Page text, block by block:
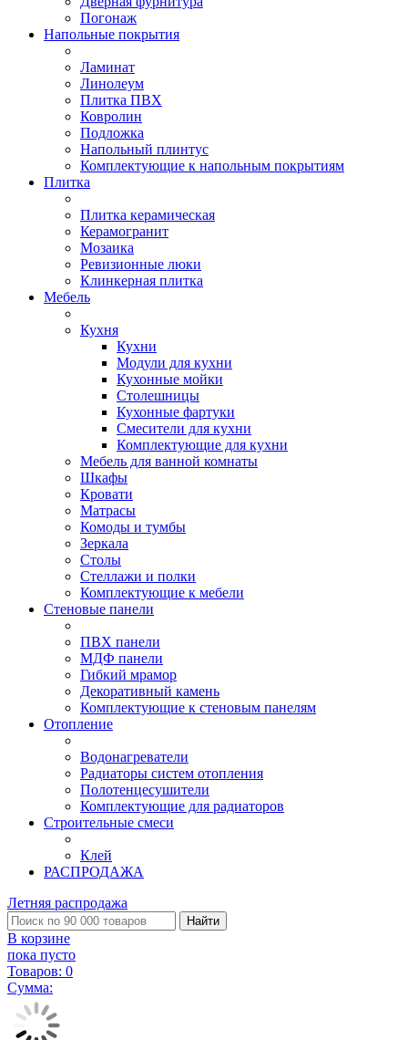
Погонаж
Напольные покрытия
Ламинат
Линолеум
Плитка ПВХ
Ковролин
Подложка
Напольный плинтус
Комплектующие к напольным покрытиям
Плитка
Плитка керамическая
Керамогранит
Мозаика
Ревизионные люки
Клинкерная плитка
Мебель
Кухня
Кухни
Модули для кухни
Кухонные мойки
Столешницы
Кухонные фартуки
Смесители для кухни
Комплектующие для кухни
Мебель для ванной комнаты
Шкафы
Кровати
Матрасы
Комоды и тумбы
Зеркала
Столы
Стеллажи и полки
Комплектующие к мебели
Стеновые панели
ПВХ панели
МДФ панели
Гибкий мрамор
Декоративный камень
Комплектующие к стеновым панелям
Отопление
Водонагреватели
Радиаторы систем отопления
Полотенцесушители
Комплектующие для радиаторов
Строительные смеси
Клей
РАСПРОДАЖА
Летняя распродажа
Найти
В корзине
пока пусто
Товаров: 0
Сумма: